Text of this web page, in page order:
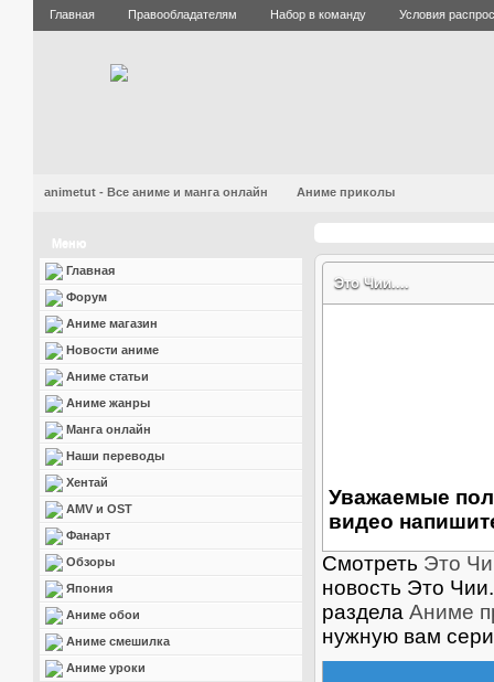
Главная Правообладателям Набор в команду Условия
animetut - Все аниме и манга онлайн Аниме приколы
Меню
Главная
Форум
Аниме магазин
Новости аниме
Аниме статьи
Аниме жанры
Манга онлайн
Наши переводы
Хентай
AMV и OST
Фанарт
Обзоры
Япония
Аниме обои
Аниме смешилка
Аниме уроки
Это Чии....
Уважаемые
видео
Смотреть Это
новость Это
раздела Аниме
нужную вам